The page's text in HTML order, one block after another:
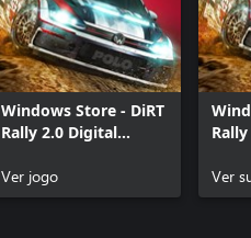
Windows Store - DiRT
Rally 2.0 Digital
Ver jogo
Ver